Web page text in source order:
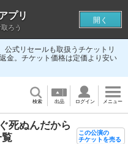
式リセールも取扱うチケットリ
金。チケット価格は定価より安い
検索 出品 ログイン メニュー
死ぬんだから
この公演の
チケットを売る
プリ
ろう
開く